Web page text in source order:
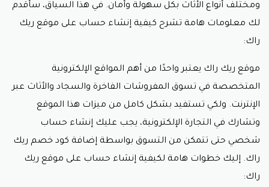
ومختلف أنواع الأثاث بكل سهولة وأمان. في هذا السياق، سأقدم
لك معلومات هامة تشرح كيفية إنشاء حساب على موقع ريك
راك:
موقع ريك راك يعتبر واحدًا من أهم المواقع الإلكترونية
المتخصصة في تسوق المفروشات الفاخرة والسجاد والأثاث عبر
الإنترنت. ولكي تستفيد بشكل كامل من ميزات هذا الموقع
وتشارك في التجارة الإلكترونية، يجب عليك إنشاء حساب
شخصي حتى تتمكن من التسوق بواسطة إضافة كود خصم ريك
راك. إليك خطوات هامة لكيفية إنشاء حساب على موقع ريك
راك: